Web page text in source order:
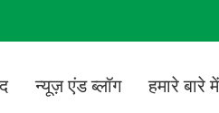
न्यूज़ एंड ब्लॉग हमारे बारे में